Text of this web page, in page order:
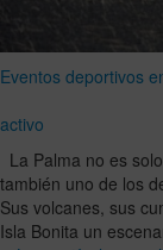
Eventos deportivos
activo
La Palma no es
también uno de los
Sus volcanes, sus
Isla Bonita un